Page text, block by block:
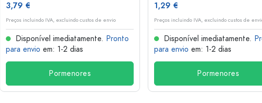
3,79 €
Preços incluindo IVA, excluindo custos de envio
Disponível imediatamente. Pronto
para envio em: 1-2 dias
Pormenores
1,29 €
Preços incluindo IVA, excluindo custos de
Disponível imediatamente.
para envio em: 1-2 dias
Pormenores